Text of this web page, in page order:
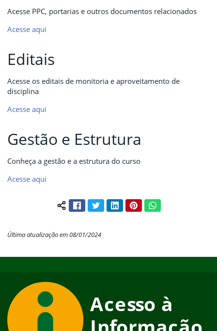
Acesse PPC, portarias e outros documentos relacionados
Acesse aqui
Editais
Acesse os editais de monitoria e aproveitamento de
disciplina
Acesse aqui
Gestão e Estrutura
Conheça a gestão e a estrutura do curso
Acesse aqui
Compartilhar conteúdo:
FacebookTwitterLinkedInPinterestWhatsApp
Última atualização em 08/01/2024